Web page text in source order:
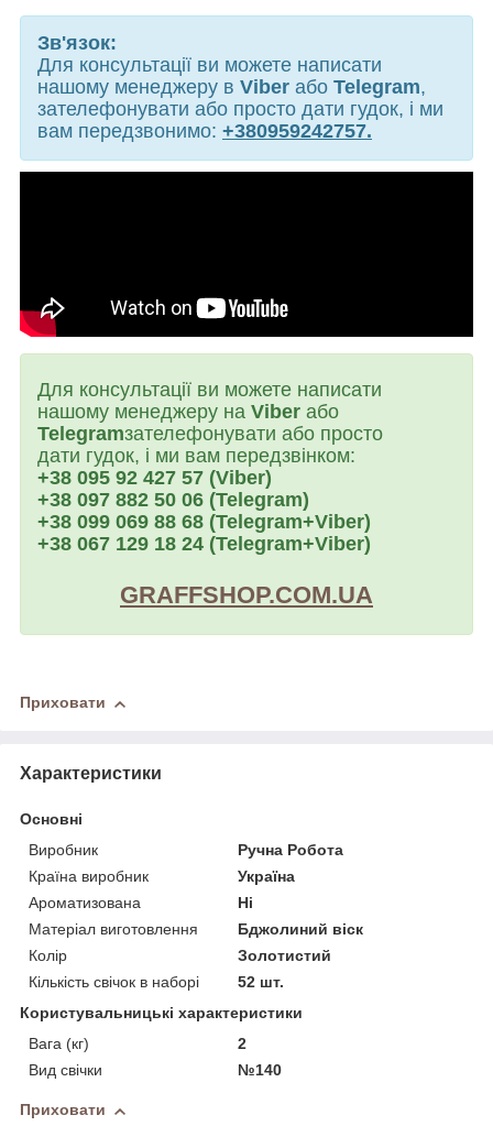
Зв'язок:
Для консультації ви можете написати
нашому менеджеру в Viber або Telegram,
зателефонувати або просто дати гудок, і ми
вам передзвонимо: +380959242757.
Для консультації ви можете написати
нашому менеджеру на Viber або
Telegramзателефонувати або просто
дати гудок, і ми вам передзвінком:
+38 095 92 427 57 (Viber)
+38 097 882 50 06 (Telegram)
+38 099 069 88 68 (Telegram+Viber)
+38 067 129 18 24 (Telegram+Viber)
GRAFFSHOP.COM.UA
Приховати
Характеристики
Основні
Виробник
Ручна Робота
Країна виробник
Україна
Ароматизована
Ні
Матеріал виготовлення
Бджолиний віск
Колір
Золотистий
Кількість свічок в наборі
52 шт.
Користувальницькі характеристики
Вага (кг)
2
Вид свічки
№140
Приховати